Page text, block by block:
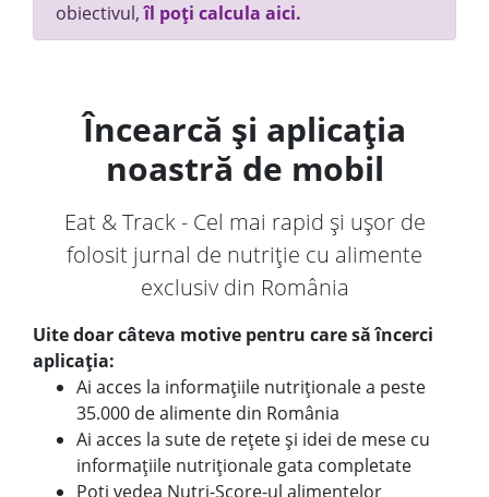
obiectivul,îl poți calcula aici.
Încearcă și aplicația
noastră de mobil
Eat & Track - Cel mai rapid și ușor de
folosit jurnal de nutriție cu alimente
exclusiv din România
Uite doar câteva motive pentru care să încerci
aplicația:
Ai acces la informațiile nutriționale a peste
35.000 de alimente din România
Ai acces la sute de rețete și idei de mese cu
informațiile nutriționale gata completate
Poți vedea Nutri-Score-ul alimentelor